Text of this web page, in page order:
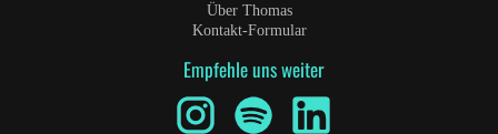
Über Thomas
Kontakt-Formular
Empfehle uns weiter